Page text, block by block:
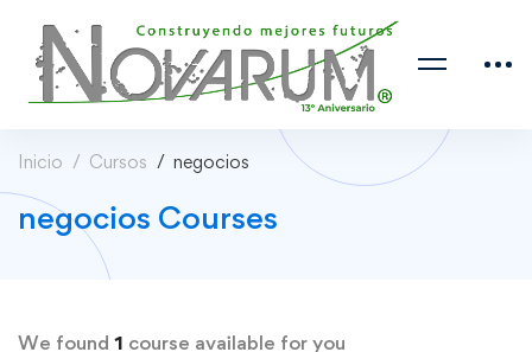
Inicio Cursos negocios
negocios Courses
We found 1 course available for you